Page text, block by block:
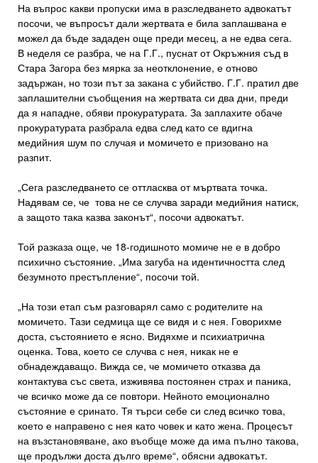
На въпрос какви пропуски има в разследването адвокатът
посочи, че въпросът дали жертвата е била заплашвана е
можел да бъде зададен още преди месец, а не едва сега.
В неделя се разбра, че на Г.Г., пуснат от Окръжния съд в
Стара Загора без мярка за неотклонение, е отново
задържан, но този път за закана с убийство. Г.Г. пратил две
заплашителни съобщения на жертвата си два дни, преди
да я нападне, обяви прокуратурата. За заплахите обаче
прокуратурата разбрала едва след като се вдигна
медийния шум по случая и момичето е призовано на
разпит.
„Сега разследването се оттласква от мъртвата точка.
Надявам се, че това не се случва заради медийния натиск,
а защото така казва законът“, посочи адвокатът.
Той разказа още, че 18-годишното момиче не е в добро
психично състояние. „Има загуба на идентичността след
безумното престъпление“, посочи той.
„На този етап съм разговарял само с родителите на
момичето. Тази седмица ще се видя и с нея. Говорихме
доста, състоянието е ясно. Видяхме и психиатрична
оценка. Това, което се случва с нея, никак не е
обнадеждаващо. Вижда се, че момичето отказва да
контактува със света, изживява постоянен страх и паника,
че всичко може да се повтори. Нейното емоционално
състояние е сринато. Тя търси себе си след всичко това,
което е направено с нея като човек и като жена. Процесът
на възстановяване, ако въобще може да има пълно такова,
ще продължи доста дълго време“, обясни адвокатът.